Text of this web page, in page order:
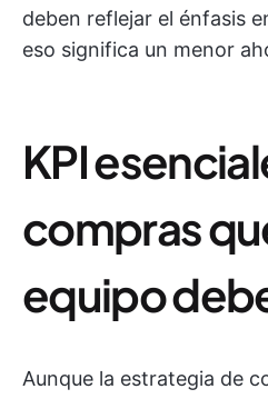
deben reflejar el énfasis
eso significa un menor
KPI
compras
equipo
Aunque la estrategia de